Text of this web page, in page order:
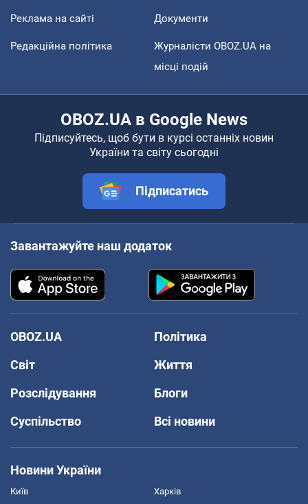
Реклама на сайті Документи
Редакційна політика
Журналісти OBOZ.UA на
місці подій
OBOZ.UA в Google News
Підписуйтесь, щоб бути в курсі останніх новин
України та світу сьогодні
Підписатись
Завантажуйте наш додаток
OBOZ.UA
Політика
Світ
Життя
Розслідування
Блоги
Суспільство
Всі новини
Новини України
Київ Харків